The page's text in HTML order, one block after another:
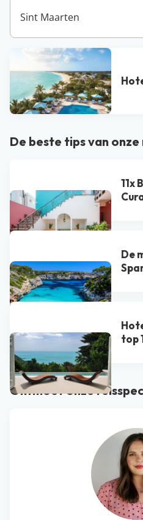
Sint Maarten
De beste tips van
11x
De
top
Ontmoet onze